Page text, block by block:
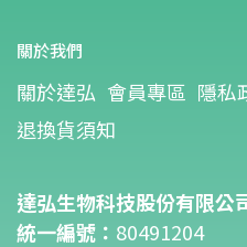
關於我們
關於達弘 會員專區 隱私
退換貨須知
達弘生物科技股份有限公
統一編號： 80491204